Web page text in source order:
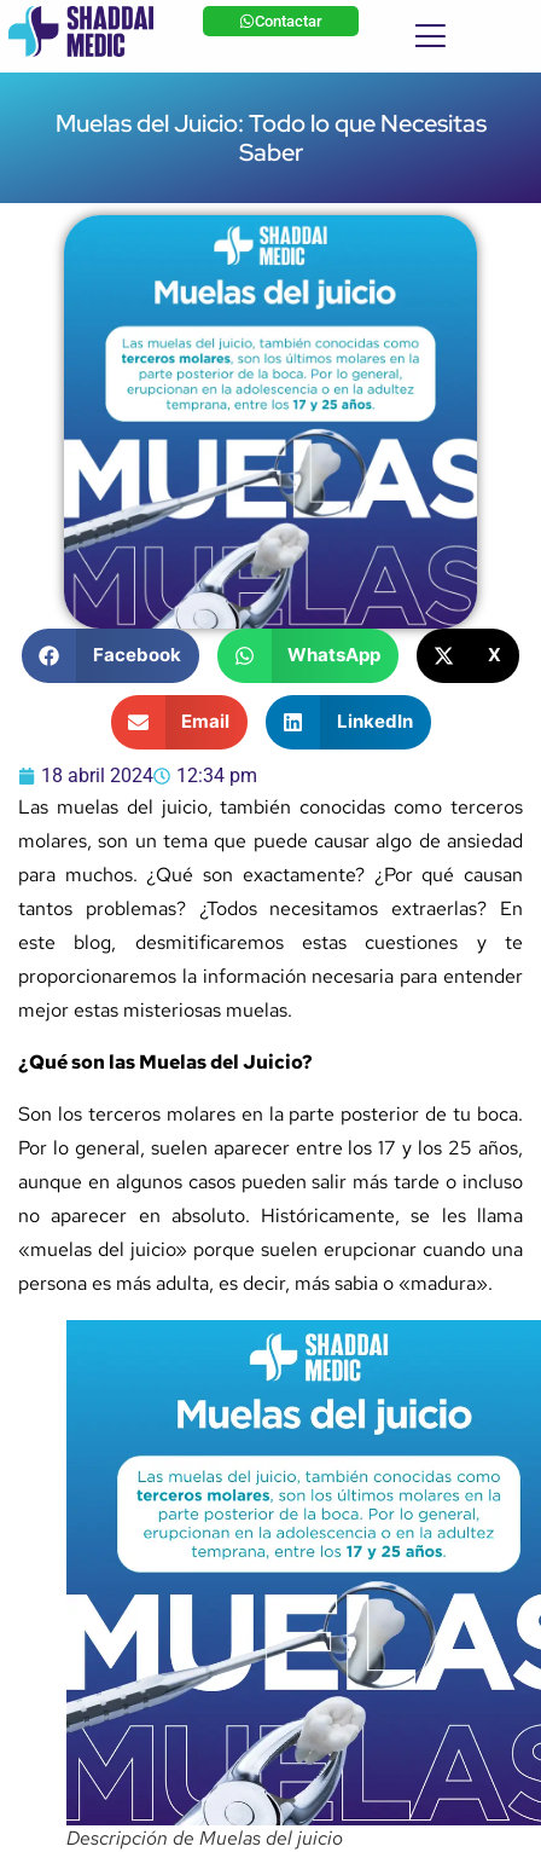
Contactar
Muelas del Juicio: Todo lo que Necesitas
Saber
Facebook WhatsApp X
Email LinkedIn
18 abril 2024 12:34 pm
Las muelas del juicio, también conocidas como terceros
molares, son un tema que puede causar algo de ansiedad
para muchos. ¿Qué son exactamente? ¿Por qué causan
tantos problemas? ¿Todos necesitamos extraerlas? En
este blog, desmitificaremos estas cuestiones y te
proporcionaremos la información necesaria para entender
mejor estas misteriosas muelas.
¿Qué son las Muelas del Juicio?
Son los terceros molares en la parte posterior de tu boca.
Por lo general, suelen aparecer entre los 17 y los 25 años,
aunque en algunos casos pueden salir más tarde o incluso
no aparecer en absoluto. Históricamente, se les llama
«muelas del juicio» porque suelen erupcionar cuando una
persona es más adulta, es decir, más sabia o «madura».
Descripción de Muelas del juicio